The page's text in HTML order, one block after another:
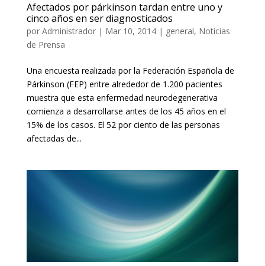
Afectados por párkinson tardan entre uno y
cinco años en ser diagnosticados
por Administrador| Mar 10, 2014| general, Noticias
de Prensa
Una encuesta realizada por la Federación Española de
Párkinson (FEP) entre alrededor de 1.200 pacientes
muestra que esta enfermedad neurodegenerativa
comienza a desarrollarse antes de los 45 años en el
15% de los casos. El 52 por ciento de las personas
afectadas de...